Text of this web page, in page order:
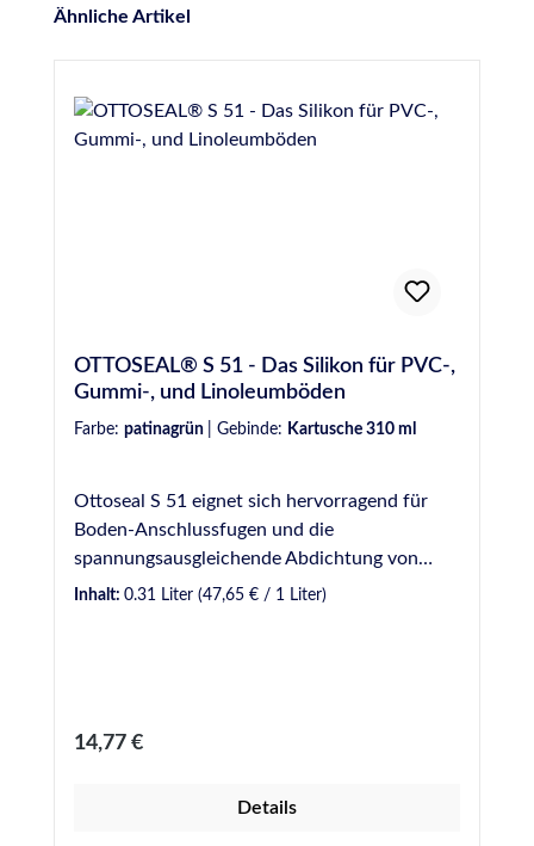
Produktgalerie überspringen
Ähnliche Artikel
OTTOSEAL® S 51 - Das Silikon für PVC-,
Gummi-, und Linoleumböden
Farbe: patinagrün Gebinde: Kartusche 310 ml
Ottoseal S 51 eignet sich hervorragend für
Boden-Anschlussfugen und die
spannungsausgleichende Abdichtung von
Bodenbelägen aus Kunststoff, aber auch für
Kartuschen / KartonEigenschaften: 1K-
Silicon-Dichtstoff auf Basis eines Aminoxim-
und UV-Beständigkeit. Farblich an
Inhalt: 0.31 Liter (47,65 € / 1 Liter)
Regulärer Preis:
14,77 €
Details